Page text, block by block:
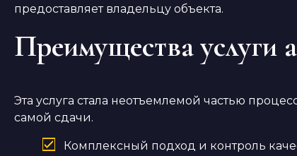
предоставляет владельцу объекта.
Преимущества услуги
Эта услуга стала неотъемлемой частью
самой сдачи.
Комплексный подход и контроль